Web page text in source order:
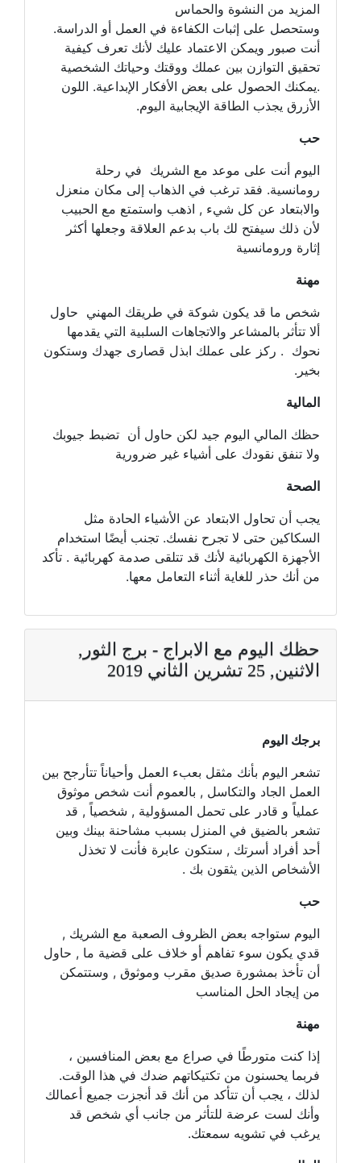
المزيد من النشوة والحماس
وستحصل على إثبات الكفاءة في العمل أو الدراسة.
أنت صبور ويمكن الاعتماد عليك لأنك تعرف كيفية
تحقيق التوازن بين عملك ووقتك وحياتك الشخصية
.يمكنك الحصول على بعض الأفكار الإبداعية. اللون
الأزرق يجذب الطاقة الإيجابية اليوم.
حب
اليوم أنت على موعد مع الشريك في رحلة
رومانسية. فقد ترغب في الذهاب إلى مكان منعزل
والابتعاد عن كل شيء , اذهب واستمتع مع الحبيب
لأن ذلك سيفتح لك باب بدعم العلاقة وجعلها أكثر
إثارة ورومانسية
مهنة
شخص ما قد يكون شوكة في طريقك المهني حاول
ألا تتأثر بالمشاعر والاتجاهات السلبية التي يقدمها
نحوك . ركز على عملك ابذل قصارى جهدك وستكون
بخير.
المالية
حظك المالي اليوم جيد لكن حاول أن تضبط جيوبك
ولا تنفق نقودك على أشياء غير ضرورية
الصحة
يجب أن تحاول الابتعاد عن الأشياء الحادة مثل
السكاكين حتى لا تجرح نفسك. تجنب أيضًا استخدام
الأجهزة الكهربائية لأنك قد تتلقى صدمة كهربائية . تأكد
من أنك حذر للغاية أثناء التعامل معها.
حظك اليوم مع الابراج - برج الثور,
الاثنين, 25 تشرين الثاني 2019
برجك اليوم
تشعر اليوم بأنك مثقل بعبء العمل وأحياناً تتأرجح بين
العمل الجاد والتكاسل , بالعموم أنت شخص موثوق
عملياً و قادر على تحمل المسؤولية , شخصياً , قد
تشعر بالضيق في المنزل بسبب مشاحنة بينك وبين
أحد أفراد أسرتك , ستكون عابرة فأنت لا تخذل
الأشخاص الذين يثقون بك .
حب
اليوم ستواجه بعض الظروف الصعبة مع الشريك ,
قدي يكون سوء تفاهم أو خلاف على قضية ما , حاول
أن تأخذ بمشورة صديق مقرب وموثوق , وستتمكن
من إيجاد الحل المناسب
مهنة
إذا كنت متورطًا في صراع مع بعض المنافسين ،
فربما يحسنون من تكتيكاتهم ضدك في هذا الوقت.
لذلك ، يجب أن تتأكد من أنك قد أنجزت جميع أعمالك
وأنك لست عرضة للتأثر من جانب أي شخص قد
يرغب في تشويه سمعتك.